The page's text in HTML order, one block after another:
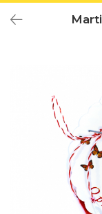
Semne de carte
Decoratiuni pentru
Decoratiuni cu
Sosete de Craciun
Magneti de
Jucarii din lemn
Cercei din lemn